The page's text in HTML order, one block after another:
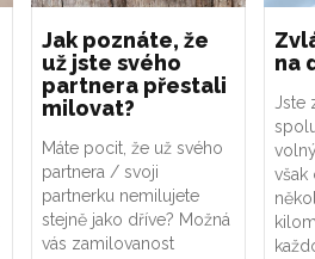
Jak poznáte, že
už jste svého
partnera přestali
milovat?
Máte pocit, že už svého
partnera / svoji
partnerku nemilujete
stejně jako dříve? Možná
vás zamilovanost
na
Jste
však